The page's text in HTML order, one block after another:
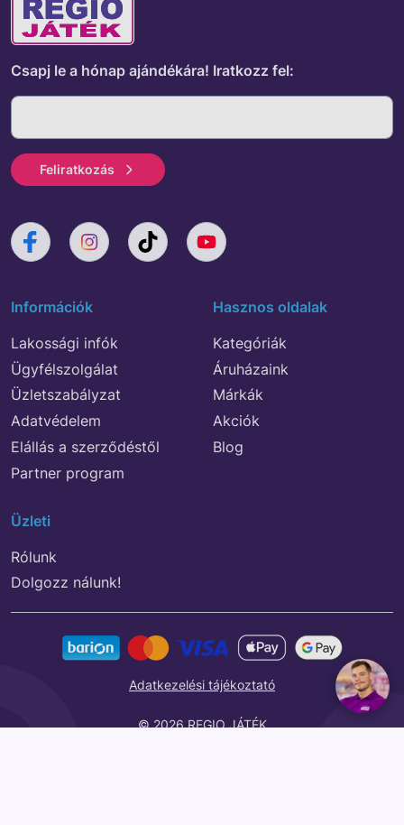
Csapj le a hónap ajándékára! Iratkozz fel:
Feliratkozás
Információk
Lakossági infók
Ügyfélszolgálat
Üzletszabályzat
Adatvédelem
Elállás a szerződéstől
Partner program
Hasznos oldalak
Kategóriák
Áruházaink
Márkák
Akciók
Blog
Üzleti
Rólunk
Dolgozz nálunk!
© 2026 REGIO JÁTÉK
Adatkezelési tájékoztató